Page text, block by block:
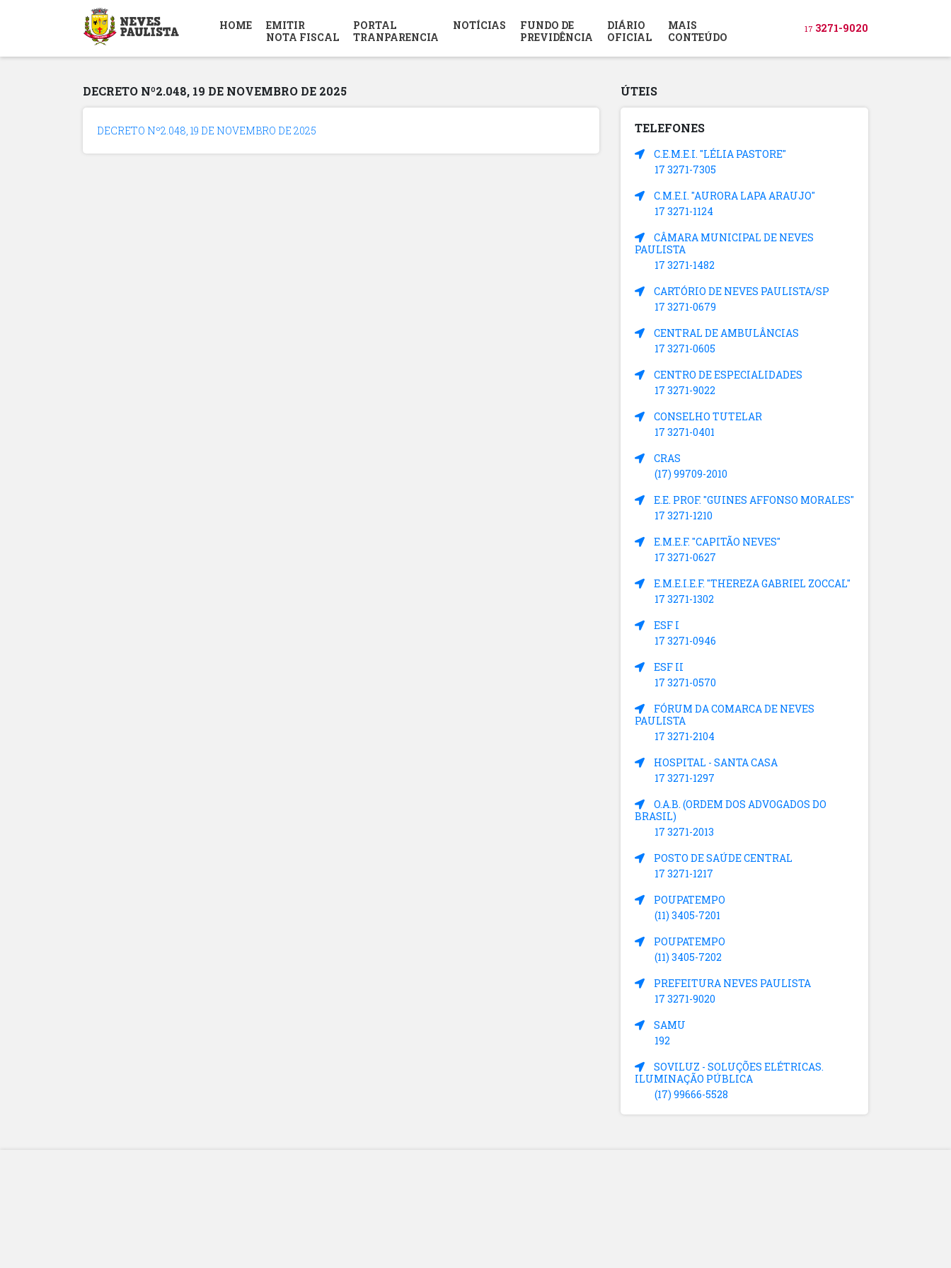
HOME
EMITIR
NOTA FISCAL
PORTAL
TRANPARENCIA
NOTÍCIAS
FUNDO DE
PREVIDÊNCIA
DIÁRIO
OFICIAL
MAIS
CONTEÚDO
17 3271-9020
DECRETO Nº2.048, 19 DE NOVEMBRO DE 2025
DECRETO Nº2.048, 19 DE NOVEMBRO DE 2025
ÚTEIS
TELEFONES
C.E.M.E.I. "LÉLIA PASTORE"
17 3271-7305
C.M.E.I. "AURORA LAPA ARAUJO"
17 3271-1124
CÂMARA MUNICIPAL DE NEVES
PAULISTA
17 3271-1482
CARTÓRIO DE NEVES PAULISTA/SP
17 3271-0679
CENTRAL DE AMBULÂNCIAS
17 3271-0605
CENTRO DE ESPECIALIDADES
17 3271-9022
CONSELHO TUTELAR
17 3271-0401
CRAS
(17) 99709-2010
E.E. PROF. "GUINES AFFONSO MORALES"
17 3271-1210
E.M.E.F. "CAPITÃO NEVES"
17 3271-0627
E.M.E.I.E.F. "THEREZA GABRIEL ZOCCAL"
17 3271-1302
ESF I
17 3271-0946
ESF II
17 3271-0570
FÓRUM DA COMARCA DE NEVES
PAULISTA
17 3271-2104
HOSPITAL - SANTA CASA
17 3271-1297
O.A.B. (ORDEM DOS ADVOGADOS DO
BRASIL)
17 3271-2013
POSTO DE SAÚDE CENTRAL
17 3271-1217
POUPATEMPO
(11) 3405-7201
POUPATEMPO
(11) 3405-7202
PREFEITURA NEVES PAULISTA
17 3271-9020
SAMU
192
SOVILUZ - SOLUÇÕES ELÉTRICAS.
ILUMINAÇÃO PÚBLICA
(17) 99666-5528